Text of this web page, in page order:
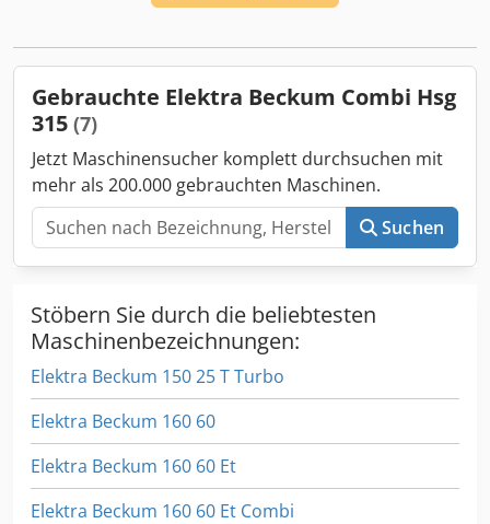
Gebrauchte Elektra Beckum Combi Hsg
315 (7)
Jetzt Maschinensucher komplett durchsuchen mit
mehr als 200.000 gebrauchten Maschinen.
Suchen
Stöbern Sie durch die beliebtesten
Maschinenbezeichnungen:
Elektra Beckum 150 25 T Turbo
Elektra Beckum 160 60
Elektra Beckum 160 60 Et
Elektra Beckum 160 60 Et Combi